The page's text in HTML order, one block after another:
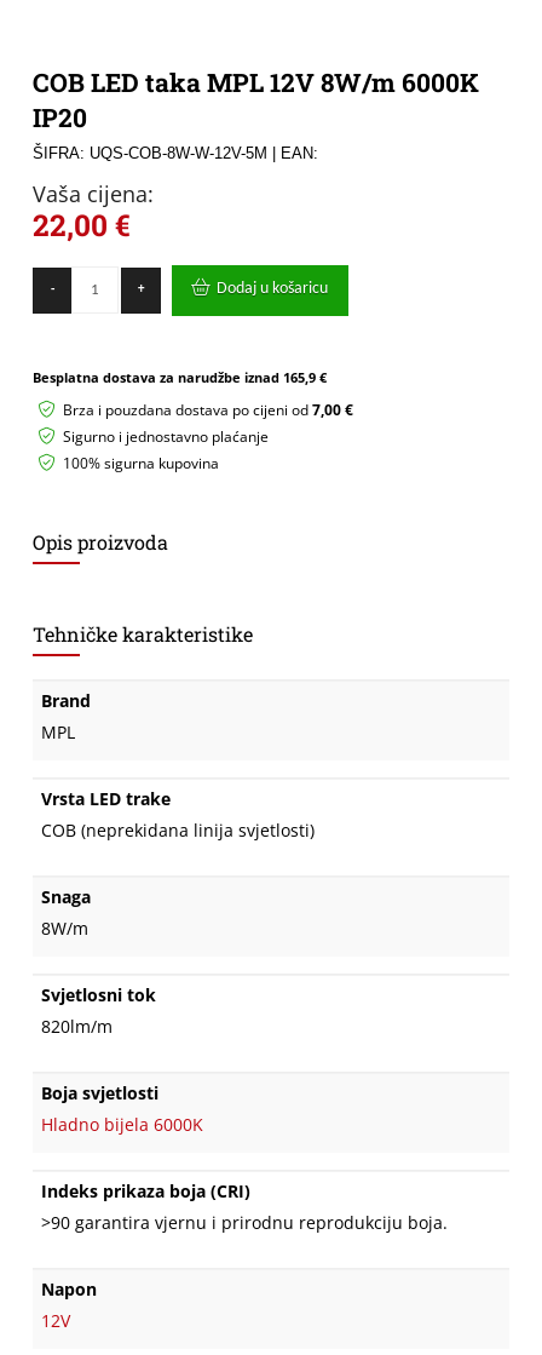
COB LED taka MPL 12V 8W/m 6000K
IP20
ŠIFRA: UQS-COB-8W-W-12V-5M | EAN:
Vaša cijena:
22,00 €
-
taka
8W/m
količina
+ Dodaj u košaricu
Besplatna dostava za narudžbe iznad 165,9 €
Brza i pouzdana dostava po cijeni od7,00 €
Sigurno i jednostavno plaćanje
100% sigurna kupovina
Opis proizvoda
Tehničke karakteristike
Brand
MPL
Vrsta LED trake
COB (neprekidana linija svjetlosti)
Snaga
8W/m
Svjetlosni tok
820lm/m
Boja svjetlosti
Hladno bijela 6000K
Indeks prikaza boja (CRI)
>90 garantira vjernu i prirodnu reprodukciju boja.
Napon
12V